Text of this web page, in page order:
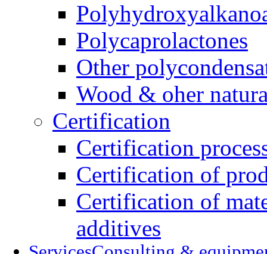
Polycaprolactones
Other
Wood & oher
Certification
Certification
Certification of
Certification of
additives